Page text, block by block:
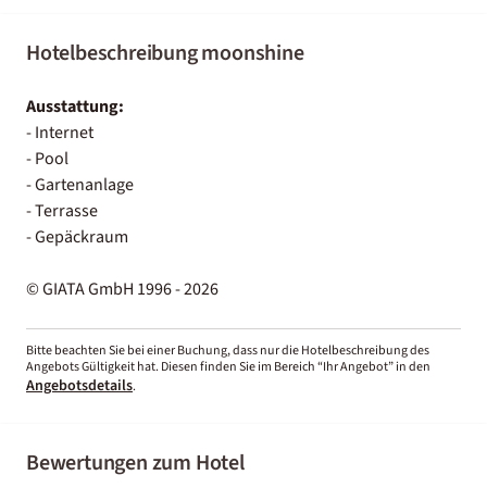
Hotelbeschreibung moonshine
Ausstattung:
- Internet
- Pool
- Gartenanlage
- Terrasse
- Gepäckraum
© GIATA GmbH 1996 - 2026
Bitte beachten Sie bei einer Buchung, dass nur die Hotelbeschreibung des
Angebots Gültigkeit hat. Diesen finden Sie im Bereich “Ihr Angebot” in den
Angebotsdetails.
Bewertungen zum Hotel